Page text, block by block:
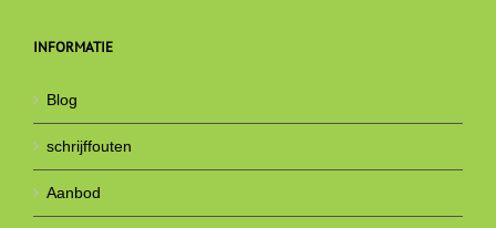
INFORMATIE
Blog
schrijffouten
Aanbod